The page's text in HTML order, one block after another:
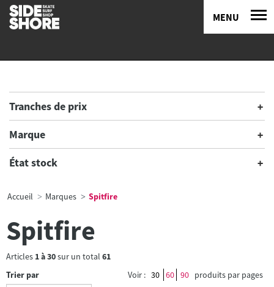
MENU
Tranches de prix
Marque
État stock
Accueil Marques Spitfire
Spitfire
Articles 1à30sur un total 61
Trier par
Voir : 30 60 90 produits par pages